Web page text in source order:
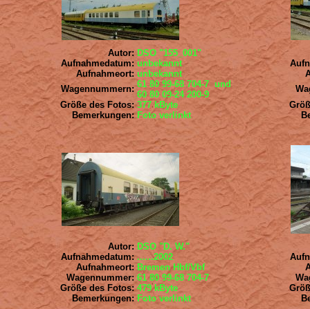
Autor: DSO "155_001"
Aufnahmedatum: unbekannt
Aufnahmeort: unbekannt
Wagennummern:61 80 99-68 704-7 und
60 80 09-24 200-9
Größe des Fotos:377 kByte
Bemerkungen: Foto verlinkt
Autor: DSO "D. W."
Aufnahmedatum:......2002
Aufnahmeort: Bremen Hbf/Vbf
Wagennummer: 61 80 99-68 704-7
Größe des Fotos:479 kByte
Bemerkungen: Foto verlinkt